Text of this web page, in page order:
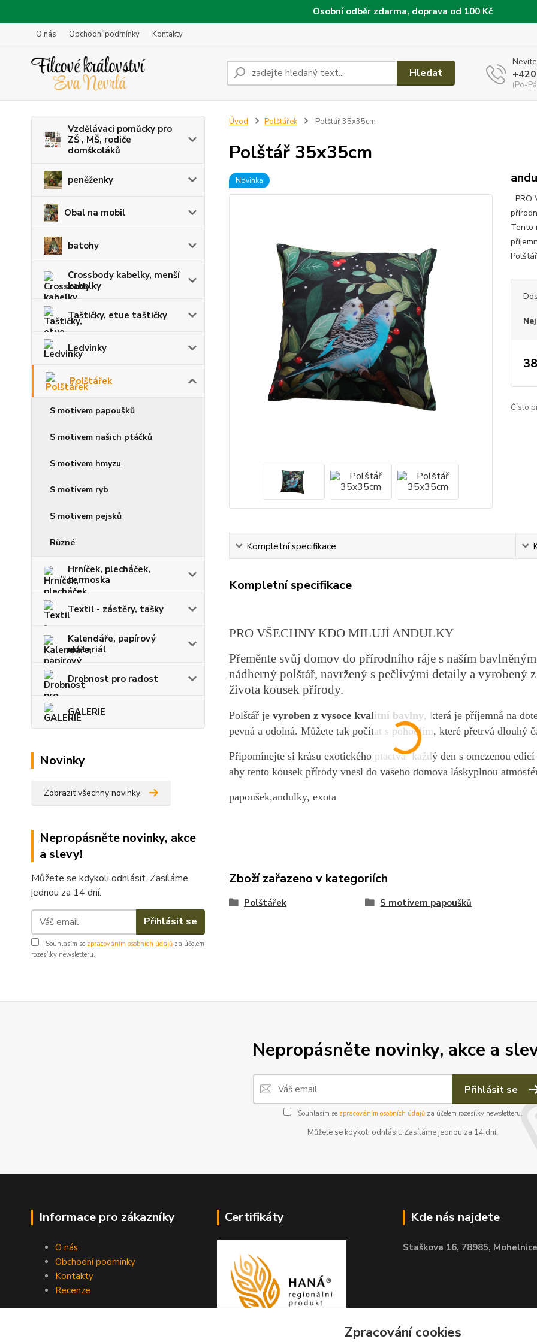
Osobní odběr zdarma, doprava od 100 Kč
O nás Obchodní podmínky Kontakty
Hledat
(Po-
Vzdělávací pomůcky pro
ZŠ , MŠ, rodiče
domškoláků
peněženky
Obal na mobil
batohy
Crossbody kabelky, menší
kabelky
Taštičky, etue taštičky
Ledvinky
Polštářek
S motivem papoušků
S motivem našich ptáčků
S motivem hmyzu
S motivem ryb
S motivem pejsků
Různé
Hrníček, plecháček,
termoska
Textil - zástěry, tašky
Kalendáře, papírový
materiál
Drobnost pro radost
GALERIE
Novinky
Zobrazit všechny novinky
Nepropásněte novinky, akce
a slevy!
Můžete se kdykoli odhlásit. Zasíláme
jednou za 14 dní.
Přihlásit se
Souhlasím se zpracováním osobních údajů za účelem
rozesílky newsletteru.
Úvod Polštářek Polštář 35x35cm
Polštář 35x35cm
Novinka
PRO
Tento
Číslo
Kompletní specifikace
Kompletní specifikace
PRO VŠECHNY KDO MILUJÍ ANDULKY
Přeměnte svůj domov do přírodního ráje s naším
nádherný polštář, navržený s pečlivými detaily a vyrobený
života kousek přírody.
Polštář je vyroben z vysoce kvalitní bavlny, která je příjemná na
pevná a odolná. Můžete tak počítat s pohodlím, které přetrvá dlouhý
Připomínejte si krásu exotického ptactva každý den s omezenou
aby tento kousek přírody vnesl do vašeho domova láskyplnou
papoušek,andulky, exota
Zboží zařazeno v kategoriích
Polštářek S motivem papoušků
Nepropásněte novinky, akce a
Přihlásit se
Souhlasím se zpracováním osobních údajůza účelem rozesílky newsletteru.
Můžete se kdykoli odhlásit. Zasíláme jednou za 14 dní.
Informace pro zákazníky
O nás
Obchodní podmínky
Kontakty
Recenze
Certifikáty Kde nás najdete
Staškova 16, 78985, Mohelnice
Zpracování cookies